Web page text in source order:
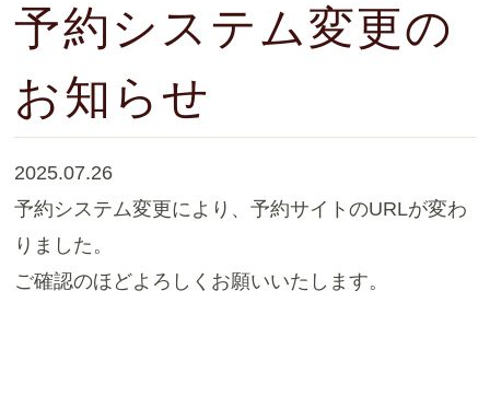
予約システム変更の
お知らせ
2025.07.26
予約システム変更により、予約サイトのURLが変わ
りました。
ご確認のほどよろしくお願いいたします。